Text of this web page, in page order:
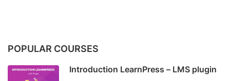
POPULAR COURSES
Introduction LearnPress – LMS plugin